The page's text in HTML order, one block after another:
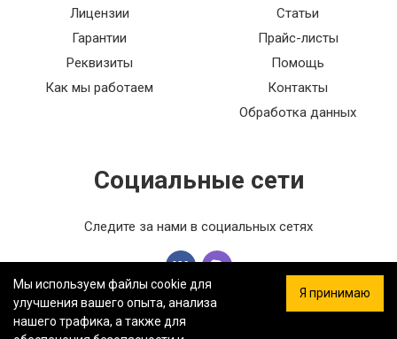
Лицензии
Гарантии
Реквизиты
Как мы работаем
Статьи
Прайс-листы
Помощь
Контакты
Обработка данных
Социальные сети
Следите за нами в социальных сетях
Мы используем файлы cookie для
улучшения вашего опыта, анализа
нашего трафика, а также для
Я принимаю